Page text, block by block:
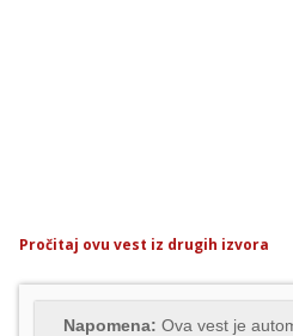
Pročitaj ovu vest iz drugih izvora
Napomena: Ova vest je